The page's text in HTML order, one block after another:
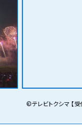
©テレビトクシマ 【